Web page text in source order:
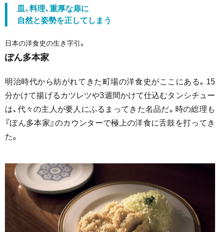
皿、料理、重厚な扉に
自然と姿勢を正してしまう
日本の洋食史の生き字引。
ぽん多本家
明治時代から紡がれてきた町場の洋食史がここにある。15
分かけて揚げるカツレツや3週間かけて仕込むタンシチュー
は、代々の主人が要人にふるまってきた名品だ。時の総理も
『ぽん多本家』のカウンターで極上の洋食に舌鼓を打ってき
た。